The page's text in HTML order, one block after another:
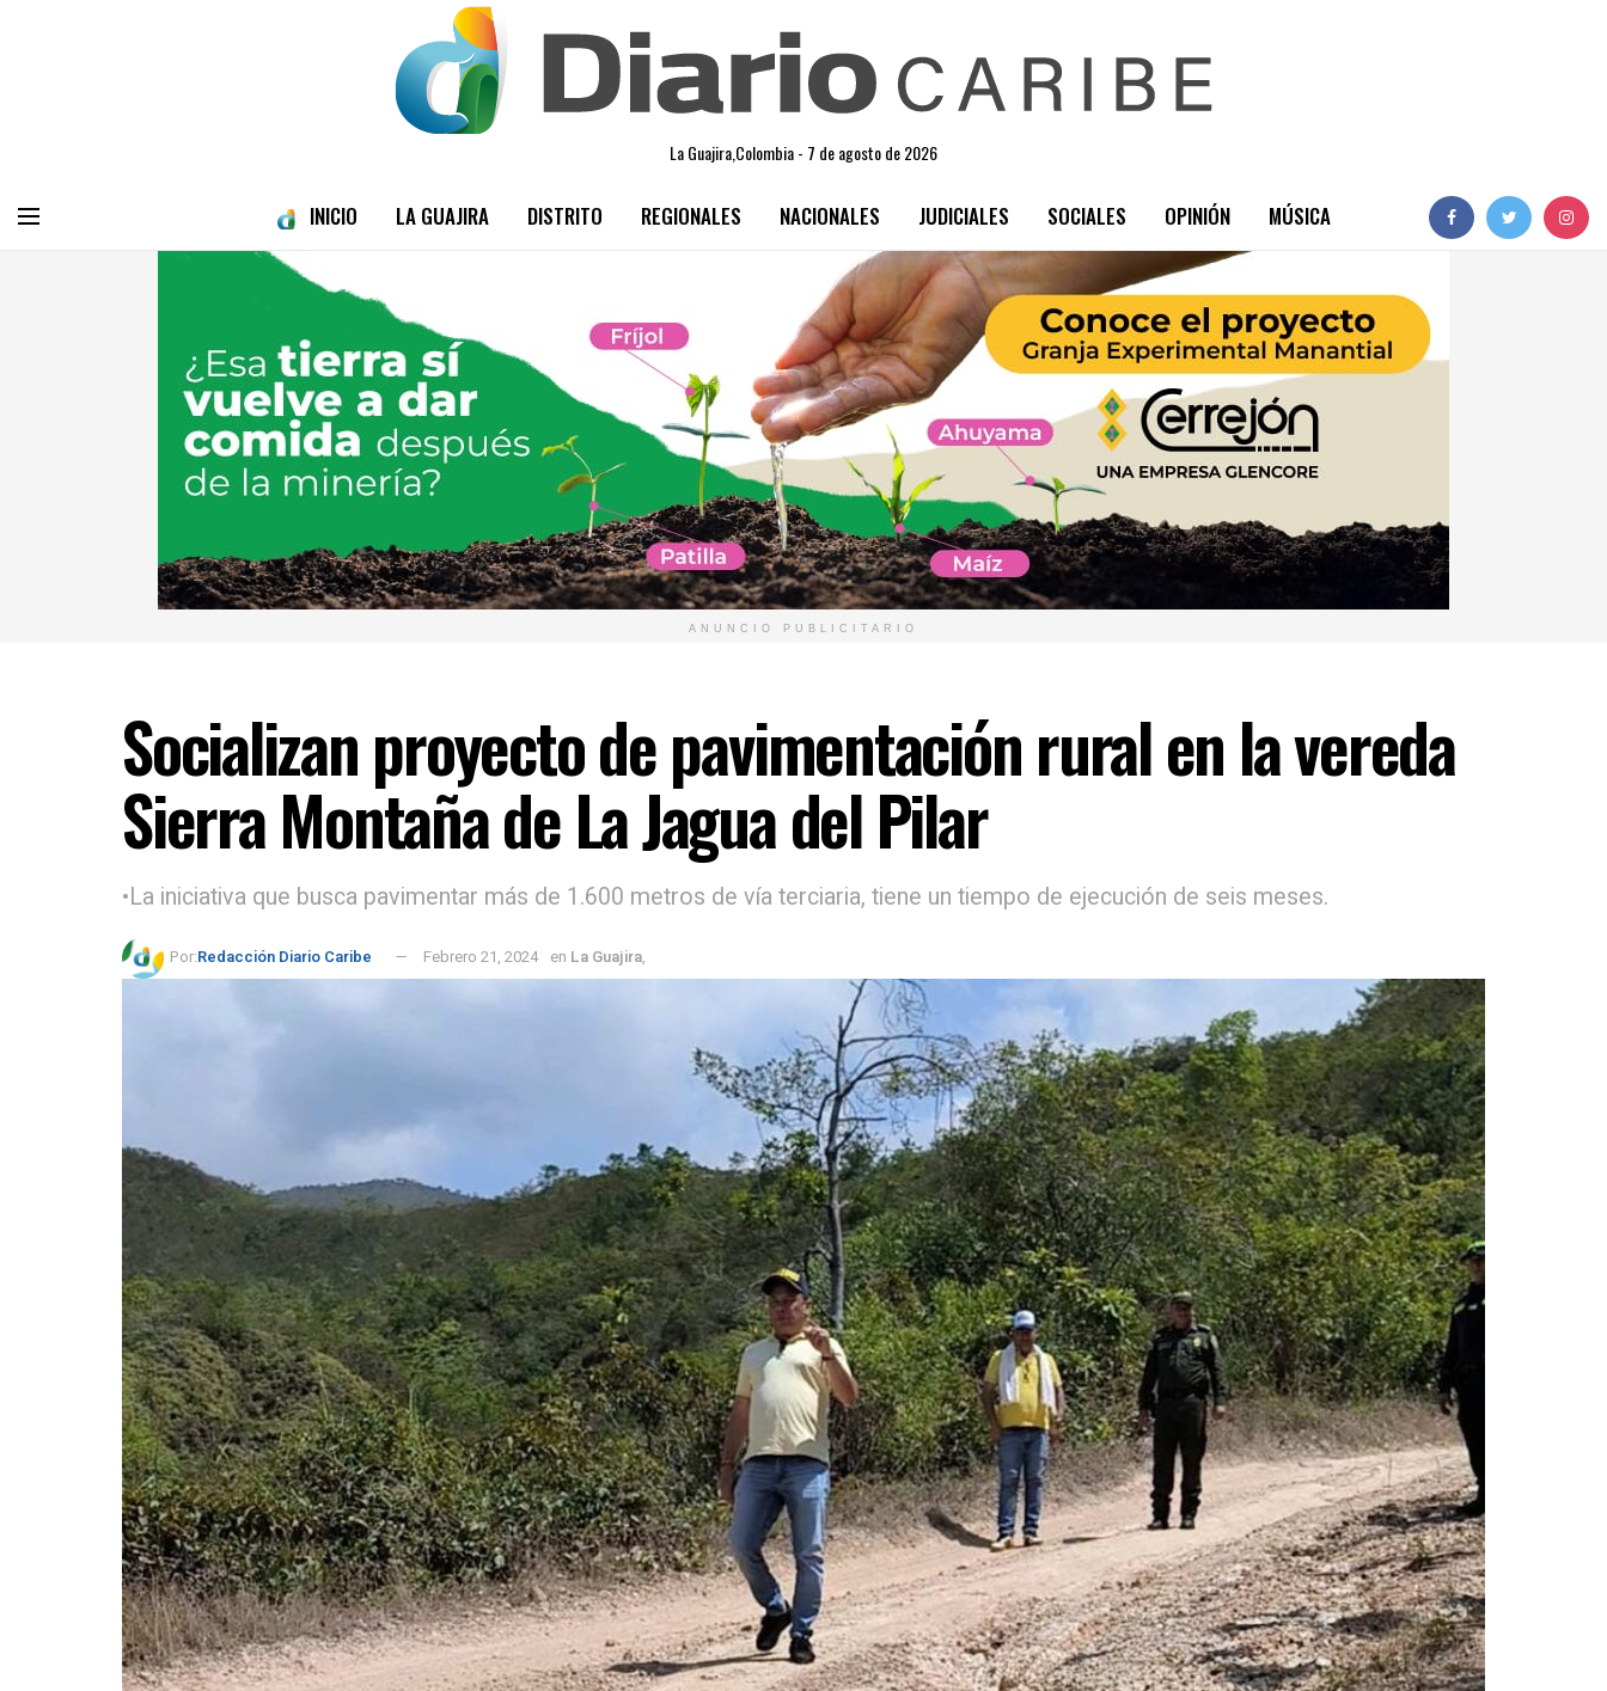
La Guajira,Colombia - 7 de agosto de 2026
INICIO LA GUAJIRA DISTRITO REGIONALES NACIONALES JUDICIALES SOCIALES OPINIÓN MÚSICA
ANUNCIO PUBLICITARIO
Socializan proyecto de pavimentación rural en la vereda
Sierra Montaña de La Jagua del Pilar
•La iniciativa que busca pavimentar más de 1.600 metros de vía terciaria, tiene un tiempo de ejecución de seis meses.
Por:Redacción Diario Caribe Febrero 21, 2024 en La Guajira,